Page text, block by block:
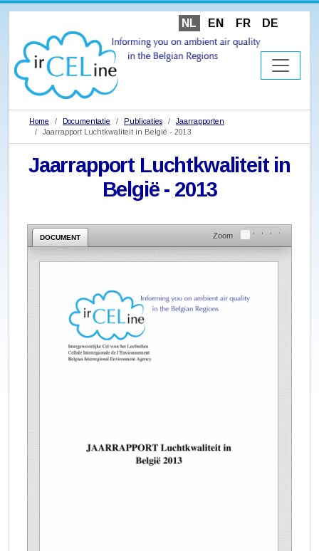
NL EN FR DE
Home Documentatie Publicaties
Jaarrapporten
Jaarrapport Luchtkwaliteit in België - 2013
Jaarrapport Luchtkwaliteit in
België - 2013
DOCUMENT Zoom